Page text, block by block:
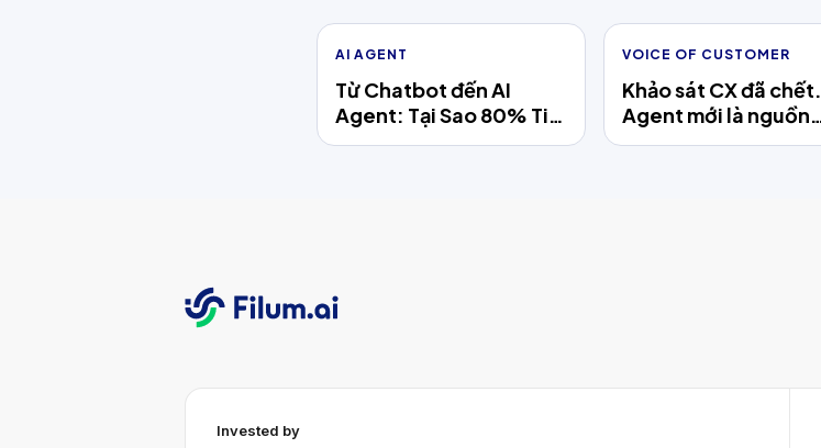
AI AGENT
Từ Chatbot đến AI
Agent: Tại Sao 80% Tin
Nhắn Của Thương Hiệu
VOICE OF CUSTOMER
Khảo sát CX đã chết.
Agent mới là nguồn
Voice of Customer
Invested by